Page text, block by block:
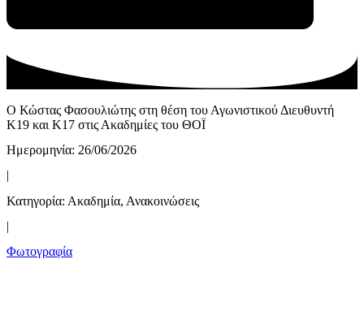
Ο Κώστας Φασουλιώτης στη θέση του Αγωνιστικού Διευθυντή
Κ19 και Κ17 στις Ακαδημίες του ΘΟΪ
Ημερομηνία: 26/06/2026
Κατηγορία: Ακαδημία, Ανακοινώσεις
|
Φωτογραφία